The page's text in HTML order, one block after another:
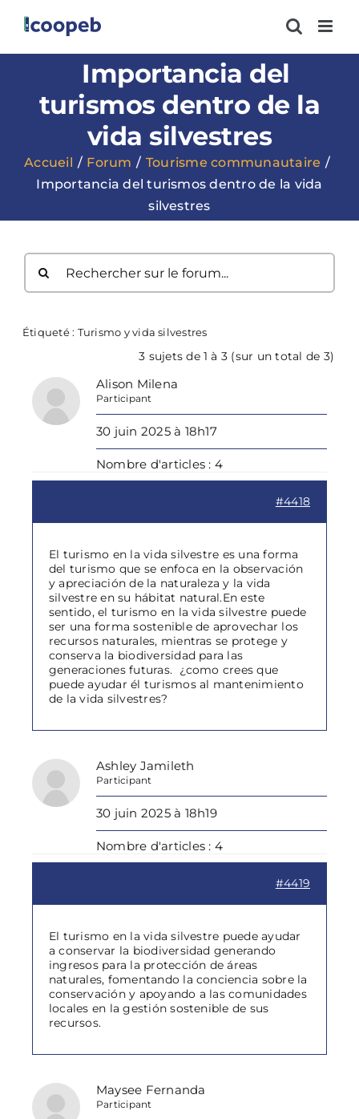
contenu
Importancia del
turismos dentro de la
vida silvestres
Accueil Forum
Tourisme communautaire
Importancia del turismos dentro de la vida
silvestres
Étiqueté : Turismo y vida silvestres
3 sujets de 1 à 3 (sur un total de 3)
Alison Milena
Participant
30 juin 2025 à 18h17
Nombre d'articles : 4
#4418
El turismo en la vida silvestre es una forma
del turismo que se enfoca en la observación
y apreciación de la naturaleza y la vida
silvestre en su hábitat natural.En este
sentido, el turismo en la vida silvestre puede
ser una forma sostenible de aprovechar los
recursos naturales, mientras se protege y
conserva la biodiversidad para las
generaciones futuras. ¿como crees que
puede ayudar él turismos al mantenimiento
de la vida silvestres?
Ashley Jamileth
Participant
30 juin 2025 à 18h19
Nombre d'articles : 4
#4419
El turismo en la vida silvestre puede ayudar
a conservar la biodiversidad generando
ingresos para la protección de áreas
naturales, fomentando la conciencia sobre la
conservación y apoyando a las comunidades
locales en la gestión sostenible de sus
recursos.
Maysee Fernanda
Participant